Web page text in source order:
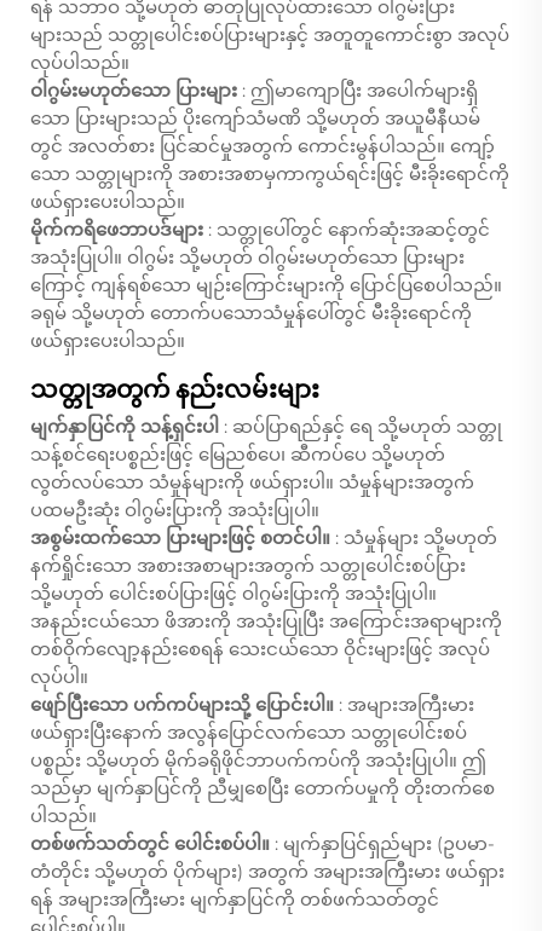
ရန် သဘာဝ သို့မဟုတ် ဓာတုပြုလုပ်ထားသော ဝါဂွမ်းပြား
များသည် သတ္တုပေါင်းစပ်ပြားများနှင့် အတူတူကောင်းစွာ အလုပ်
လုပ်ပါသည်။
ဝါဂွမ်းမဟုတ်သော ပြားများ : ဤမာကျောပြီး အပေါက်များရှိ
သော ပြားများသည် ပိုးကျော်သံမဏိ သို့မဟုတ် အယူမီနီယမ်
တွင် အလတ်စား ပြင်ဆင်မှုအတွက် ကောင်းမွန်ပါသည်။ ကျော့်
သော သတ္တုများကို အစားအစာမှကာကွယ်ရင်းဖြင့် မီးခိုးရောင်ကို
ဖယ်ရှားပေးပါသည်။
မိုက်ကရိဖေဘာပဒ်များ : သတ္တုပေါ်တွင် နောက်ဆုံးအဆင့်တွင်
အသုံးပြုပါ။ ဝါဂွမ်း သို့မဟုတ် ဝါဂွမ်းမဟုတ်သော ပြားများ
ကြောင့် ကျန်ရစ်သော မျဉ်းကြောင်းများကို ပြောင်ပြစေပါသည်။
ခရုမ် သို့မဟုတ် တောက်ပသောသံမှုန်ပေါ်တွင် မီးခိုးရောင်ကို
ဖယ်ရှားပေးပါသည်။
သတ္တုအတွက် နည်းလမ်းများ
မျက်နှာပြင်ကို သန့်ရှင်းပါ : ဆပ်ပြာရည်နှင့် ရေ သို့မဟုတ် သတ္တု
သန့်စင်ရေးပစ္စည်းဖြင့် မြေညစ်ပေ၊ ဆီကပ်ပေ သို့မဟုတ်
လွတ်လပ်သော သံမှုန်များကို ဖယ်ရှားပါ။ သံမှုန်များအတွက်
ပထမဦးဆုံး ဝါဂွမ်းပြားကို အသုံးပြုပါ။
အစွမ်းထက်သော ပြားများဖြင့် စတင်ပါ။ : သံမှုန်များ သို့မဟုတ်
နက်ရှိုင်းသော အစားအစာများအတွက် သတ္တုပေါင်းစပ်ပြား
သို့မဟုတ် ပေါင်းစပ်ပြားဖြင့် ဝါဂွမ်းပြားကို အသုံးပြုပါ။
အနည်းငယ်သော ဖိအားကို အသုံးပြုပြီး အကြောင်းအရာများကို
တစ်ဝိုက်လျော့နည်းစေရန် သေးငယ်သော ဝိုင်းများဖြင့် အလုပ်
လုပ်ပါ။
ဖျော်ပြီးသော ပက်ကပ်များသို့ ပြောင်းပါ။ : အများအကြီးမား
ဖယ်ရှားပြီးနောက် အလွန်ပြောင်လက်သော သတ္တုပေါင်းစပ်
ပစ္စည်း သို့မဟုတ် မိုက်ခရိုဖိုင်ဘာပက်ကပ်ကို အသုံးပြုပါ။ ဤ
သည်မှာ မျက်နှာပြင်ကို ညီမျှစေပြီး တောက်ပမှုကို တိုးတက်စေ
ပါသည်။
တစ်ဖက်သတ်တွင် ပေါင်းစပ်ပါ။ : မျက်နှာပြင်ရှည်များ (ဥပမာ-
တံတိုင်း သို့မဟုတ် ပိုက်များ) အတွက် အများအကြီးမား ဖယ်ရှား
ရန် အများအကြီးမား မျက်နှာပြင်ကို တစ်ဖက်သတ်တွင်